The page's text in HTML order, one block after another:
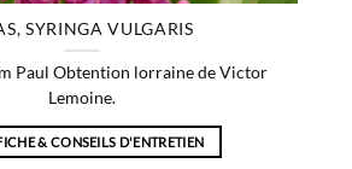
SYRINGA VULGARIS
Paul Obtention lorraine de Victor
Lemoine.
& CONSEILS D'ENTRETIEN